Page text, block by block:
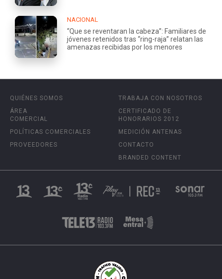
NACIONAL
“Que se reventaran la cabeza”: Familiares de
jóvenes retenidos tras “ring-raja” relatan las
amenazas recibidas por los menores
QUIÉNES SOMOS
ÁREA
COMERCIAL
POLÍTICAS COMERCIALES
PROVEEDORES
TRABAJA CON NOSOTROS
CERTIFICADO DE
HONORARIOS 2012
MEDICIÓN ANTENAS
CONTACTO
BRANDED CONTENT